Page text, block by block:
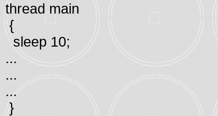
thread main
{
sleep 10;
...
...
...
}